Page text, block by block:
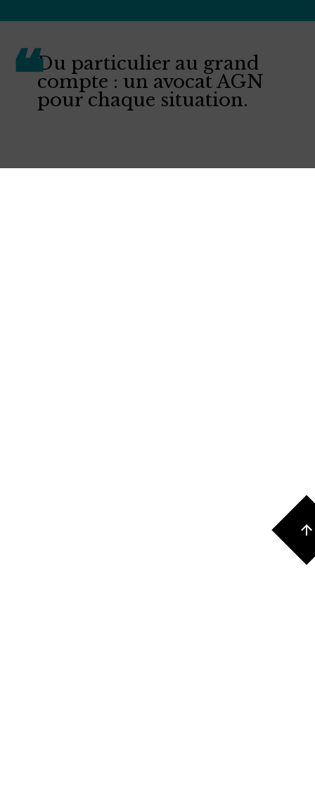
Du particulier au grand
compte : un avocat AGN
pour chaque situation.